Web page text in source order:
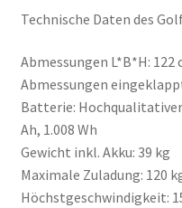
Technische Daten des
Abmessungen L*B*H: 122
Abmessungen
Batterie:
Ah, 1.008 Wh
Gewicht inkl. Akku: 39 kg
Maximale Zuladung: 120
Höchstgeschwindigkeit: